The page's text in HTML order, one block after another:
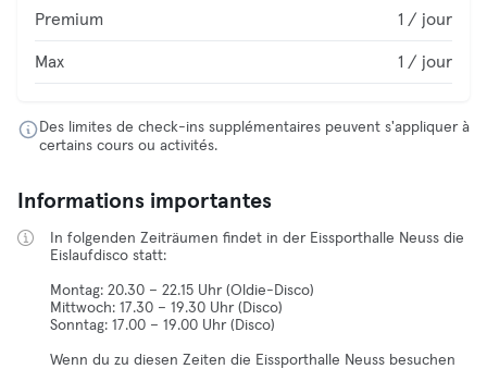
Premium 1 / jour
Max 1 / jour
Des limites de check-ins supplémentaires peuvent s'appliquer à
certains cours ou activités.
Informations importantes
In folgenden Zeiträumen findet in der Eissporthalle Neuss die
Eislaufdisco statt:
Montag: 20.30 – 22.15 Uhr (Oldie-Disco)
Mittwoch: 17.30 – 19.30 Uhr (Disco)
Sonntag: 17.00 – 19.00 Uhr (Disco)
Wenn du zu diesen Zeiten die Eissporthalle Neuss besuchen